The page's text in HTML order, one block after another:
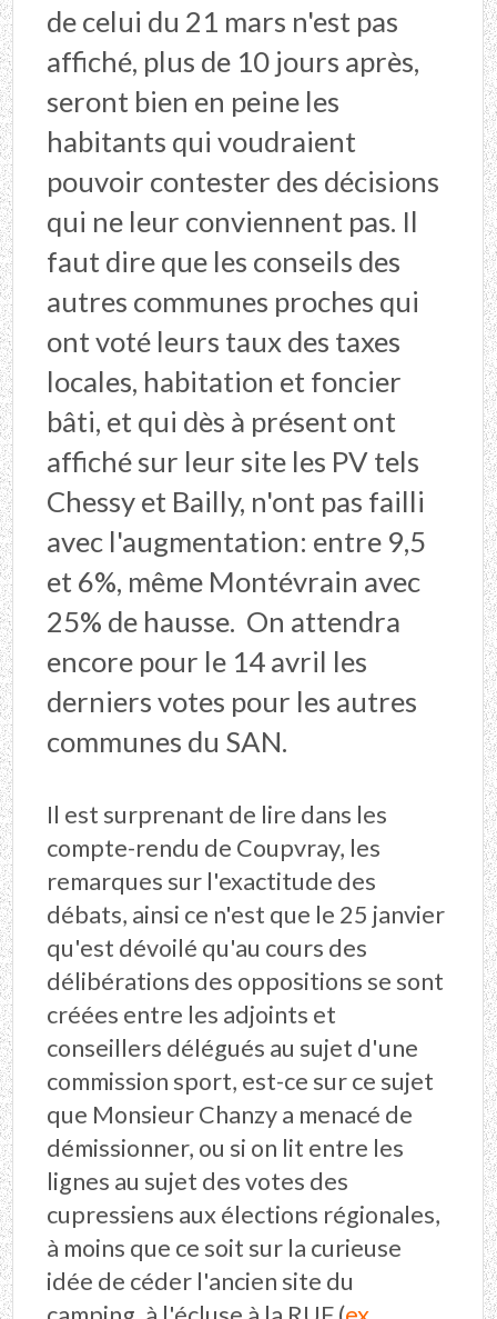
de celui du 21 mars n'est pas
affiché, plus de 10 jours après,
seront bien en peine les
habitants qui voudraient
pouvoir contester des décisions
qui ne leur conviennent pas. Il
faut dire que les conseils des
autres communes proches qui
ont voté leurs taux des taxes
locales, habitation et foncier
bâti, et qui dès à présent ont
affiché sur leur site les PV tels
Chessy et Bailly, n'ont pas failli
avec l'augmentation: entre 9,5
et 6%, même Montévrain avec
25% de hausse. On attendra
encore pour le 14 avril les
derniers votes pour les autres
communes du SAN.
Il est surprenant de lire dans les
compte-rendu de Coupvray, les
remarques sur l'exactitude des
débats, ainsi ce n'est que le 25 janvier
qu'est dévoilé qu'au cours des
délibérations des oppositions se sont
créées entre les adjoints et
conseillers délégués au sujet d'une
commission sport, est-ce sur ce sujet
que Monsieur Chanzy a menacé de
démissionner, ou si on lit entre les
lignes au sujet des votes des
cupressiens aux élections régionales,
à moins que ce soit sur la curieuse
idée de céder l'ancien site du